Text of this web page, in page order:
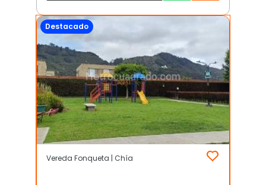
Destacado
Vereda Fonqueta | Chía